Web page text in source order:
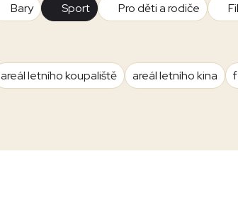
Bary Sport Pro děti a rodiče
areál letního koupaliště areál letního kina